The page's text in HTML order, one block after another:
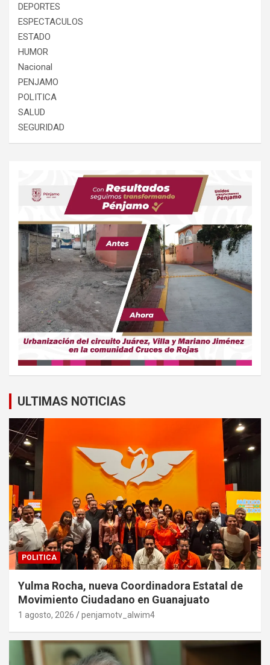
DEPORTES
ESPECTACULOS
ESTADO
HUMOR
Nacional
PENJAMO
POLITICA
SALUD
SEGURIDAD
ULTIMAS NOTICIAS
POLITICA
Yulma Rocha, nueva Coordinadora Estatal de
Movimiento Ciudadano en Guanajuato
1 agosto, 2026 penjamotv_alwim4